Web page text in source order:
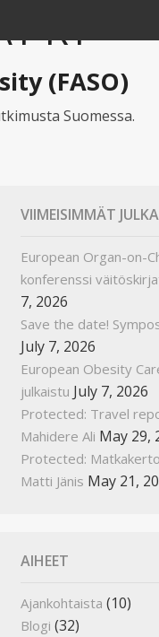
RY
(FASO)
Suomessa.
VIIMEISIMMÄT
European Organ-on-
konferenssi
7, 2026
Save the date!
July 7, 2026
European Obesity
julkaistu July 7, 2026
Protected: Travel
Mahidere Ali May 29,
Protected:
Matti Jänis May 21,
AIHEET
Ajankohtaista (10)
Blogi (32)